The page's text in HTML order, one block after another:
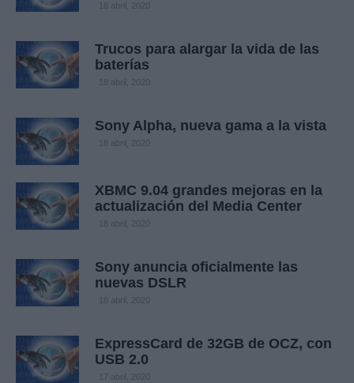
18 abril, 2020
Trucos para alargar la vida de las
baterías
18 abril, 2020
Sony Alpha, nueva gama a la vista
18 abril, 2020
XBMC 9.04 grandes mejoras en la
actualización del Media Center
18 abril, 2020
Sony anuncia oficialmente las
nuevas DSLR
18 abril, 2020
ExpressCard de 32GB de OCZ, con
USB 2.0
17 abril, 2020